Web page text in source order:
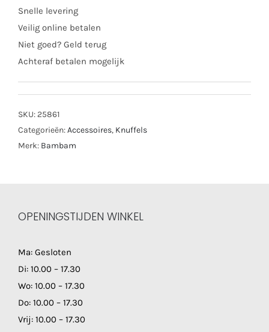
Snelle levering
Veilig online betalen
Niet goed? Geld terug
Achteraf betalen mogelijk
SKU: 25861
Categorieën:Accessoires, Knuffels
Merk: Bambam
OPENINGSTIJDEN WINKEL
Ma: Gesloten
Di: 10.00 – 17.30
Wo: 10.00 – 17.30
Do: 10.00 – 17.30
Vrij: 10.00 – 17.30